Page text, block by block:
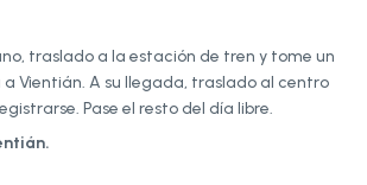
traslado a la estación de tren y tome un
Vientián. A su llegada, traslado al centro
Pase el resto del día libre.